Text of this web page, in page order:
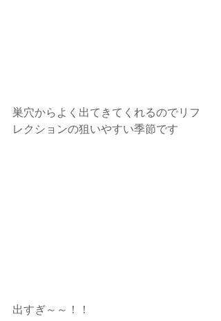
巣穴からよく出てきてくれるのでリフ
レクションの狙いやすい季節です
出すぎ～～！！